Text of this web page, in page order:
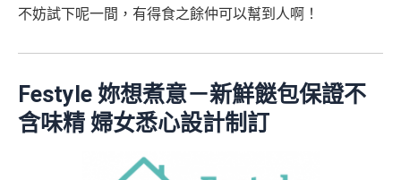
不妨試下呢一間，有得食之餘仲可以幫到人啊！
Festyle 妳想煮意－新鮮餸包保證不
含味精 婦女悉心設計制訂